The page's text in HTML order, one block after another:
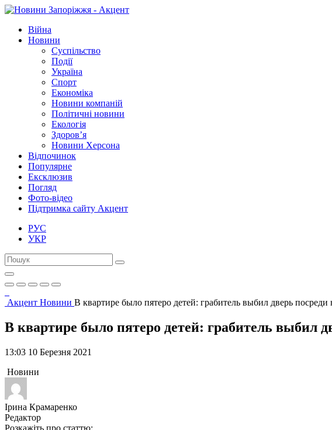
Війна
Новини
Суспільство
Події
Україна
Спорт
Економіка
Новини компаній
Політичні новини
Екологія
Здоров’я
Новини Херсона
Відпочинок
Популярне
Ексклюзив
Погляд
Фото-відео
Підтримка сайту Акцент
РУС
УКР
Акцент Новини В квартире было пятеро детей: грабитель выбил дверь
В квартире было пятеро детей: грабитель выбил
13:03 10 Березня 2021
Новини
Ірина Крамаренко
Редактор
Розкажіть про статтю: